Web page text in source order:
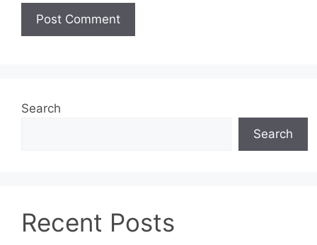
Search
Search
Recent Posts